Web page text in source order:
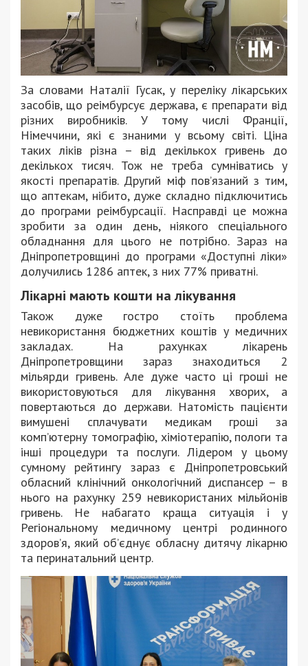
За словами Наталії Гусак, у переліку лікарських
засобів, що реімбурсує держава, є препарати від
різних виробників. У тому числі Франції,
Німеччини, які є знаними у всьому світі. Ціна
таких ліків різна – від декількох гривень до
декількох тисяч. Тож не треба сумніватись у
якості препаратів. Другий міф пов’язаний з тим,
що аптекам, нібито, дуже складно підключитись
до програми реімбурсації. Насправді це можна
зробити за один день, ніякого спеціального
обладнання для цього не потрібно. Зараз на
Дніпропетровщині до програми «Доступні ліки»
долучились 1286 аптек, з них 77% приватні.
Лікарні мають кошти на лікування
Також дуже гостро стоїть проблема
невикористання бюджетних коштів у медичних
закладах. На рахунках лікарень
Дніпропетровщини зараз знаходиться 2
мільярди гривень. Але дуже часто ці гроші не
використовуються для лікування хворих, а
повертаються до держави. Натомість пацієнти
вимушені сплачувати медикам гроші за
комп’ютерну томографію, хіміотерапію, пологи та
інші процедури та послуги. Лідером у цьому
сумному рейтингу зараз є Дніпропетровський
обласний клінічний онкологічний диспансер – в
нього на рахунку 259 невикористаних мільйонів
гривень. Не набагато краща ситуація і у
Регіональному медичному центрі родинного
здоров’я, який об’єднує обласну дитячу лікарню
та перинатальний центр.